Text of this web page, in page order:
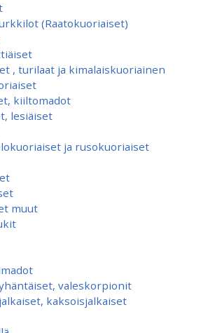
(Raatokuoriaiset)
, turilaat ja kimalaiskuoriainen
kiiltomadot
lesiäiset
ja rusokuoriaiset
muut
valeskorpionit
kaksoisjalkaiset